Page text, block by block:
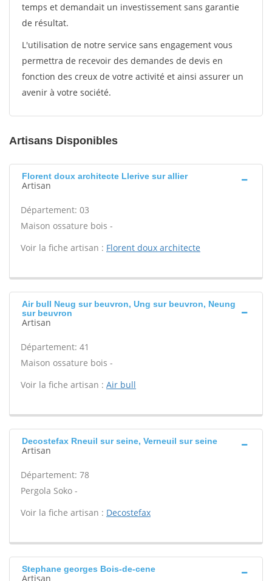
temps et demandait un investissement sans garantie
de résultat.
L'utilisation de notre service sans engagement vous
permettra de recevoir des demandes de devis en
fonction des creux de votre activité et ainsi assurer un
avenir à votre société.
Artisans Disponibles
Florent doux architecte Llerive sur allier
Artisan
Département: 03
Maison ossature bois -
Voir la fiche artisan : Florent doux architecte
Air bull Neug sur beuvron, Ung sur beuvron, Neung
sur beuvron
Artisan
Département: 41
Maison ossature bois -
Voir la fiche artisan : Air bull
Decostefax Rneuil sur seine, Verneuil sur seine
Artisan
Département: 78
Pergola Soko -
Voir la fiche artisan : Decostefax
Stephane georges Bois-de-cene
Artisan